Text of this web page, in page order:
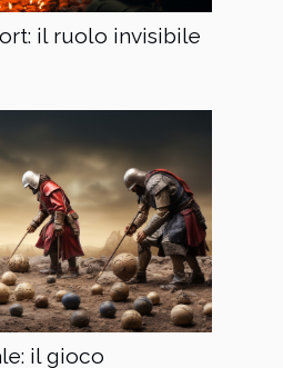
il ruolo invisibile
il gioco